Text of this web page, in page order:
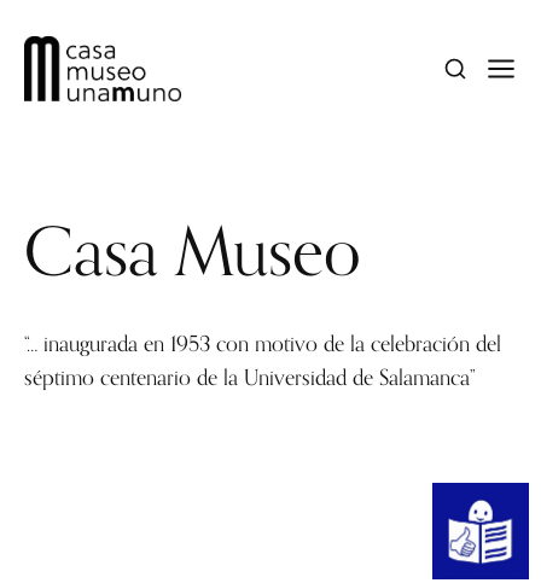
Casa Museo
“… inaugurada en 1953 con motivo de la celebración del
séptimo centenario de la Universidad de Salamanca”